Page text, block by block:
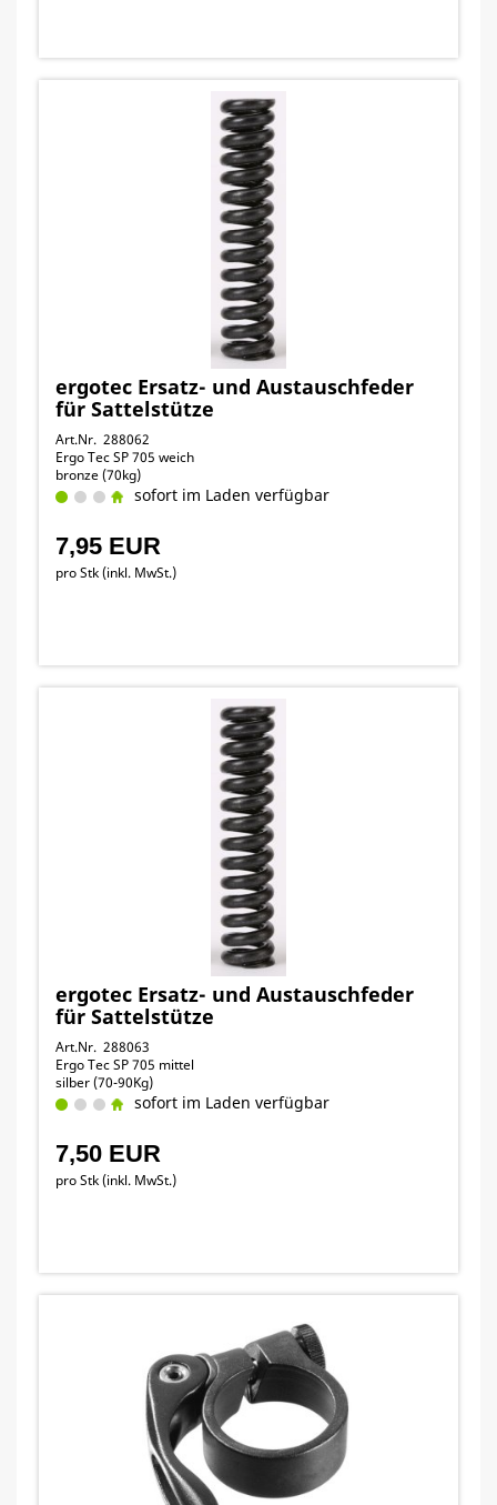
ergotec Ersatz- und Austauschfeder
für Sattelstütze
Art.Nr. 288062
Ergo Tec SP 705 weich
bronze (70kg)
sofort im Laden verfügbar
7,95 EUR
pro Stk (inkl. MwSt.)
ergotec Ersatz- und Austauschfeder
für Sattelstütze
Art.Nr. 288063
Ergo Tec SP 705 mittel
silber (70-90Kg)
sofort im Laden verfügbar
7,50 EUR
pro Stk (inkl. MwSt.)